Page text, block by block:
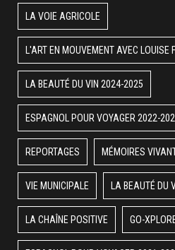
LA VOIE AGRICOLE
L'ART EN MOUVEMENT AVEC LOUISE
LA BEAUTÉ DU VIN 2024-2025
ESPAGNOL POUR VOYAGER 2022-
REPORTAGES MÉMOIRES
VIE MUNICIPALE LA BEAUTÉ DU
LA CHAÎNE POSITIVE GO-